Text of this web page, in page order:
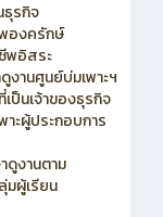
ธุรกิจ
องครักษ์
พอิสระ
งานศูนย์บ่มเพาะฯ
เป็นเจ้าของธุรกิจ
ะผู้ประกอบการ
ดูงานตาม
มผู้เรียน